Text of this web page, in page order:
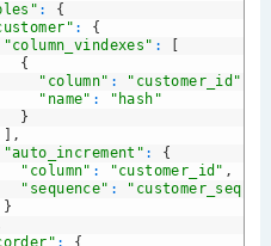
:
{
:
{
"column_vindexes" :
{
"column" : "customer_id"
"name" :
"hash"
}
,
"auto_increment" :
{
"column" : "customer_id" ,
"sequence" :
"customer_seq"
}